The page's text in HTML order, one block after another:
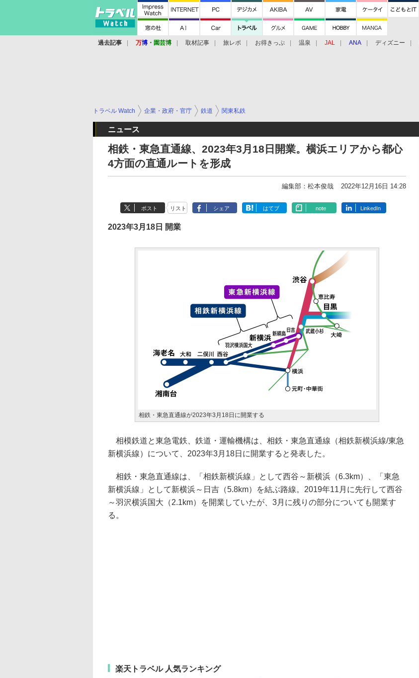
過去記事 万博 ・ 園芸博 取材記事 旅レポ お得きっぷ 温泉 JAL ANA ディズニー
トラベル Watch 企業・政府・官庁 鉄道 関東私鉄
ニュース
相鉄・東急直通線、2023年3月18日開業。横浜エリアから都心
4方面の直通ルートを形成
編集部：松本俊哉 2022年12月16日 14:28
ポスト リスト シェア はてブ note LinkedIn
2023年3月18日 開業
相鉄・東急直通線が2023年3月18日に開業する
相模鉄道と東急電鉄、鉄道・運輸機構は、相鉄・東急直通線（相鉄新横浜線/東急
新横浜線）について、2023年3月18日に開業すると発表した。
相鉄・東急直通線は、「相鉄新横浜線」として西谷～新横浜（6.3km）、「東急
新横浜線」として新横浜～日吉（5.8km）を結ぶ路線。2019年11月に先行して西谷
～羽沢横浜国大（2.1km）を開業していたが、3月に残りの部分についても開業す
る。
楽天トラベル 人気ランキング